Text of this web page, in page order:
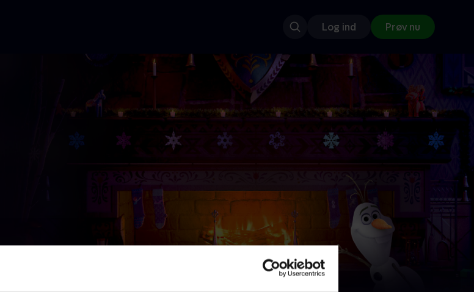
Log ind Prøv nu